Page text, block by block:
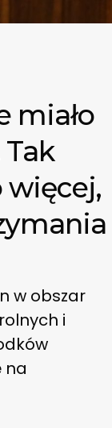
miało
więcej,
w obszar
i
na